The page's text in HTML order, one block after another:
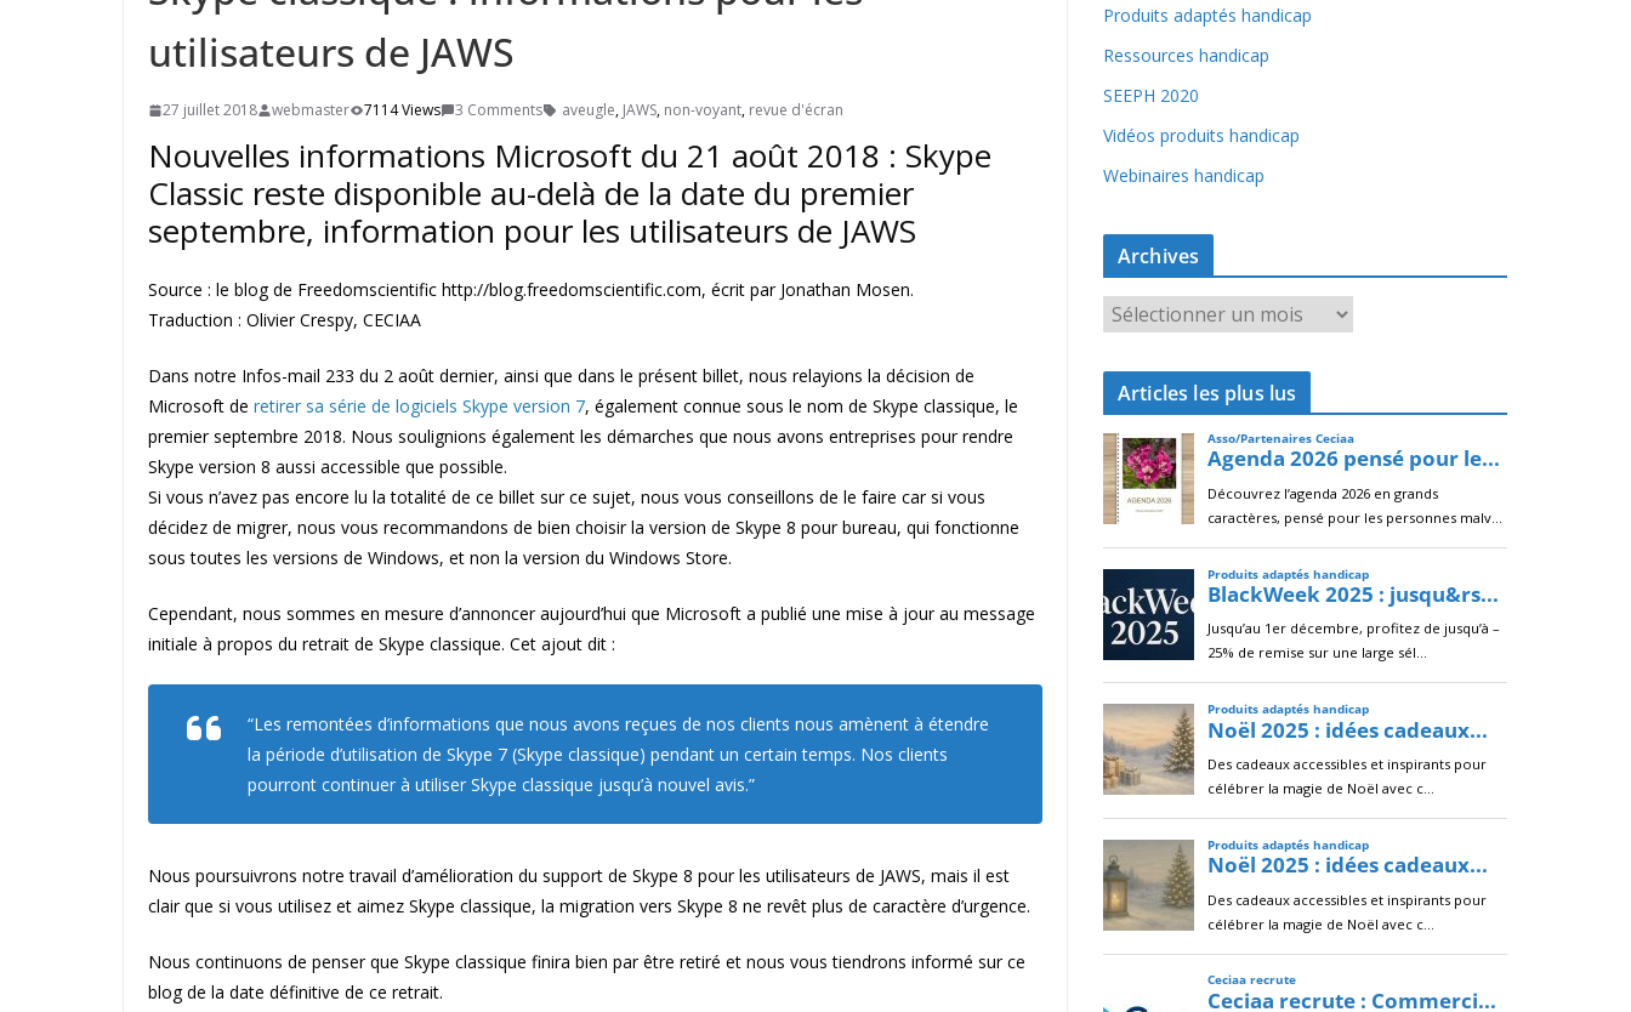
utilisateurs de JAWS
27 juillet 2018 webmaster 7114 Views 3 Comments aveugle, JAWS, non-voyant, revue d'écran
Nouvelles informations Microsoft du 21 août 2018 : Skype
Classic reste disponible au-delà de la date du premier
septembre, information pour les utilisateurs de JAWS
Source : le blog de Freedomscientific http://blog.freedomscientific.com, écrit par Jonathan Mosen.
Traduction : Olivier Crespy, CECIAA
Dans notre Infos-mail 233 du 2 août dernier, ainsi que dans le présent billet, nous relayions la décision de
Microsoft de retirer sa série de logiciels Skype version 7, également connue sous le nom de Skype classique, le
premier septembre 2018. Nous soulignions également les démarches que nous avons entreprises pour rendre
Skype version 8 aussi accessible que possible.
Si vous n’avez pas encore lu la totalité de ce billet sur ce sujet, nous vous conseillons de le faire car si vous
décidez de migrer, nous vous recommandons de bien choisir la version de Skype 8 pour bureau, qui fonctionne
sous toutes les versions de Windows, et non la version du Windows Store.
Cependant, nous sommes en mesure d’annoncer aujourd’hui que Microsoft a publié une mise à jour au message
initiale à propos du retrait de Skype classique. Cet ajout dit :
“Les remontées d’informations que nous avons reçues de nos clients nous amènent à étendre
la période d’utilisation de Skype 7 (Skype classique) pendant un certain temps. Nos clients
pourront continuer à utiliser Skype classique jusqu’à nouvel avis.”
Nous poursuivrons notre travail d’amélioration du support de Skype 8 pour les utilisateurs de JAWS, mais il est
clair que si vous utilisez et aimez Skype classique, la migration vers Skype 8 ne revêt plus de caractère d’urgence.
Nous continuons de penser que Skype classique finira bien par être retiré et nous vous tiendrons informé sur ce
blog de la date définitive de ce retrait.
Produits adaptés handicap
Ressources handicap
SEEPH 2020
Vidéos produits handicap
Webinaires handicap
Archives
r
c
i
v
e
s
Articles les plus lus